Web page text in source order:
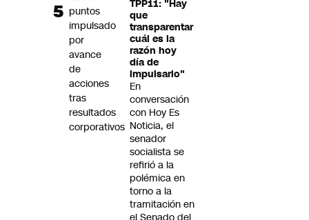
TPP11: "Hay
que
transparentar
cuál es la
razón hoy
día de
impulsarlo"
En
conversación
con Hoy Es
Noticia, el
senador
socialista se
refirió a la
polémica en
torno a la
tramitación en
el Senado del
puntos
impulsado
por
avance
de
acciones
tras
resultados
corporativos